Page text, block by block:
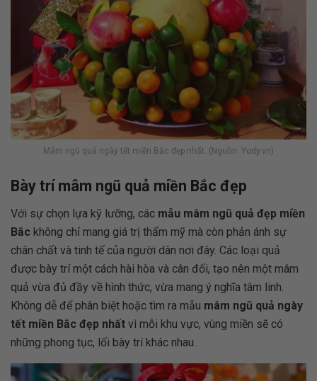
Mâm ngũ quả ngày tết miền Bắc đẹp nhất. (Nguồn: Yody.vn)
Bày trí mâm ngũ quả miền Bắc đẹp
Với sự chọn lựa kỹ lưỡng, các mẫu mâm ngũ quả đẹp miền
Bắc không chỉ mang giá trị thẩm mỹ mà còn phản ánh sự
chân chất và tinh tế của người dân nơi đây. Các loại quả
được bày trí một cách hài hòa và cân đối, tạo nên một mâm
quả vừa đủ đầy về hình thức, vừa mang ý nghĩa tâm linh.
Không dễ để phân biệt hoặc tìm ra mẫu mâm ngũ quả ngày
tết miền Bắc đẹp nhất vì mỗi khu vực, vùng miền sẽ có
những phong tục, lối bày trí khác nhau.